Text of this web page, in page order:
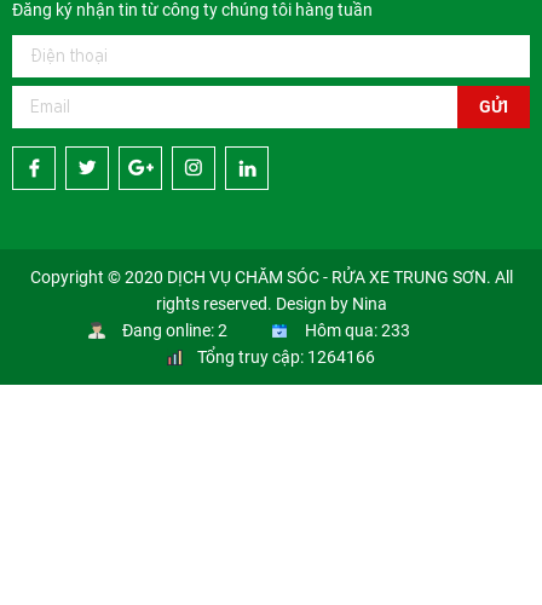
Đăng ký nhận tin từ công ty chúng tôi hàng tuần
GỬI
Copyright © 2020 DỊCH VỤ CHĂM SÓC - RỬA XE TRUNG SƠN. All
rights reserved. Design by Nina
Đang online: 2
Hôm qua: 233
Tổng truy cập: 1264166